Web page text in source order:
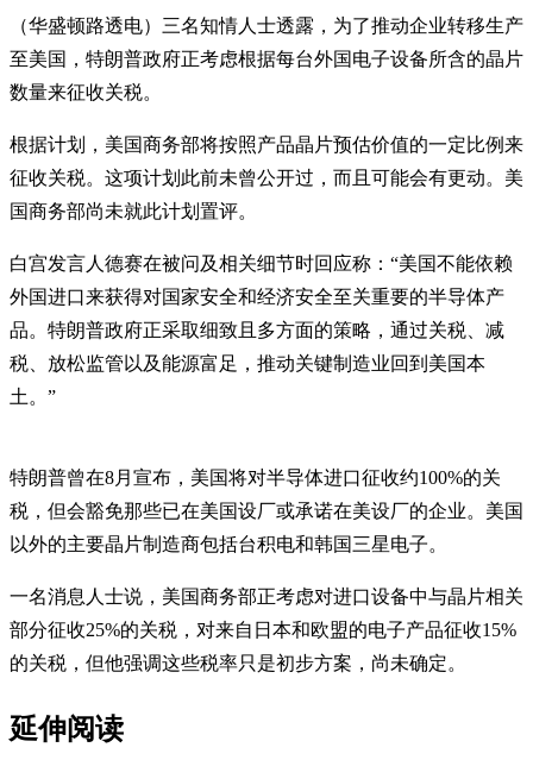
（华盛顿路透电）三名知情人士透露，为了推动企业转移生产
至美国，特朗普政府正考虑根据每台外国电子设备所含的晶片
数量来征收关税。
根据计划，美国商务部将按照产品晶片预估价值的一定比例来
征收关税。这项计划此前未曾公开过，而且可能会有更动。美
国商务部尚未就此计划置评。
白宫发言人德赛在被问及相关细节时回应称：“美国不能依赖
外国进口来获得对国家安全和经济安全至关重要的半导体产
品。特朗普政府正采取细致且多方面的策略，通过关税、减
税、放松监管以及能源富足，推动关键制造业回到美国本
土。”
特朗普曾在8月宣布，美国将对半导体进口征收约100%的关
税，但会豁免那些已在美国设厂或承诺在美设厂的企业。美国
以外的主要晶片制造商包括台积电和韩国三星电子。
一名消息人士说，美国商务部正考虑对进口设备中与晶片相关
部分征收25%的关税，对来自日本和欧盟的电子产品征收15%
的关税，但他强调这些税率只是初步方案，尚未确定。
延伸阅读